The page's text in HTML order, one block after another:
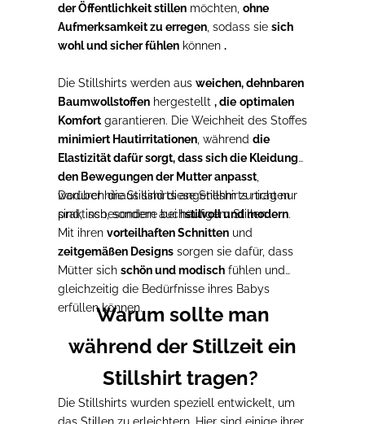
der Öffentlichkeit stillen möchten, ohne
Aufmerksamkeit zu erregen , sodass sie sich
wohl und sicher fühlen können .
Die Stillshirts werden aus weichen, dehnbaren
Baumwollstoffen hergestellt , die optimalen
Komfort garantieren. Die Weichheit des Stoffes
minimiert Hautirritationen , während die
Elastizität dafür sorgt, dass sich die Kleidung
den Bewegungen der Mutter anpasst
wodurch die Stillshirts angenehm zu tragen
sind, insbesondere bei häufigem Stillen.
Darüber hinaus sind diese Stillshirts nicht nur
praktisch, sondern auchstilvoll und modern.
Mit ihren vorteilhaften Schnitten und
zeitgemäßen Designs sorgen sie dafür, dass
Mütter sich schön und modisch fühlen und
gleichzeitig die Bedürfnisse ihres Babys
erfüllen können.
Warum sollte man
während der Stillzeit ein
Stillshirt tragen?
Die Stillshirts wurden speziell entwickelt, um
das Stillen zu erleichtern. Hier sind einige ihrer